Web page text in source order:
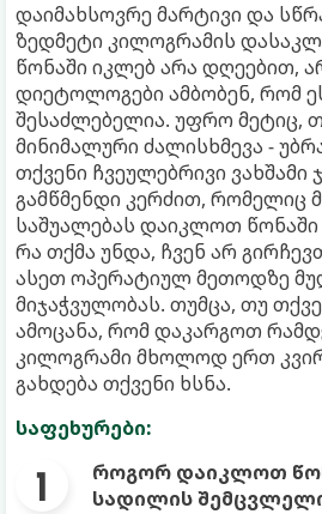
დაიმახსოვრე მარტივი და
ზედმეტი კილოგრამის
წონაში იკლებ არა დღეებით,
დიეტოლოგები ამბობენ, რომ
შესაძლებელია. უფრო მეტიც,
მინიმალური ძალისხმევა -
თქვენი ჩვეულებრივი ვახშამი
გამწმენდი კერძით, რომელიც
საშუალებას დაიკლოთ
რა თქმა უნდა, ჩვენ არ
ასეთ ოპერატიულ მეთოდზე
მიჯაჭვულობას. თუმცა, თუ
ამოცანა, რომ დაკარგოთ
კილოგრამი მხოლოდ ერთ
გახდება თქვენი ხსნა.
საფეხურები:
როგორ დაიკლოთ
სადილის